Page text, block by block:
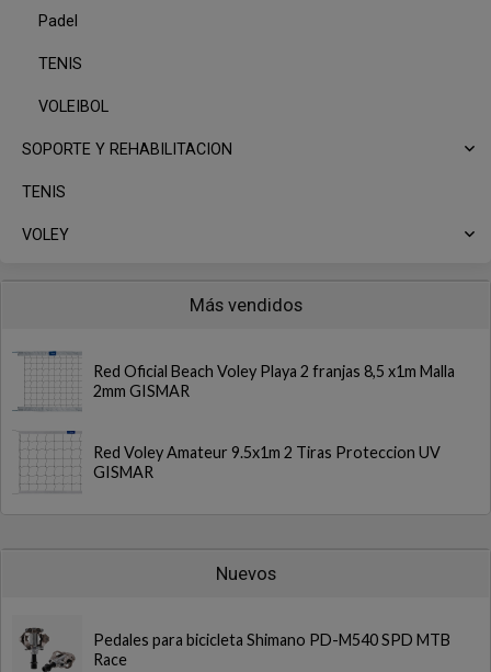
Padel
TENIS
VOLEIBOL
SOPORTE Y REHABILITACION
TENIS
VOLEY
Más vendidos
Red Oficial Beach Voley Playa 2 franjas 8,5 x1m Malla
2mm GISMAR
Red Voley Amateur 9.5x1m 2 Tiras Proteccion UV
GISMAR
Nuevos
Pedales para bicicleta Shimano PD-M540 SPD MTB
Race